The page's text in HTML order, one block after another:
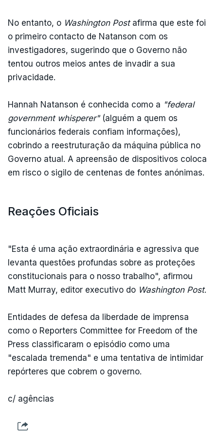
No entanto, o Washington Postafirma que este foi
o primeiro contacto de Natanson com os
investigadores, sugerindo que o Governo não
tentou outros meios antes de invadir a sua
privacidade.
Hannah Natanson é conhecida como a "federal
government whisperer"(alguém a quem os
funcionários federais confiam informações),
cobrindo a reestruturação da máquina pública no
Governo atual. A apreensão de dispositivos coloca
em risco o sigilo de centenas de fontes anónimas.
Reações Oficiais
"Esta é uma ação extraordinária e agressiva que
levanta questões profundas sobre as proteções
constitucionais para o nosso trabalho", afirmou
Matt Murray, editor executivo do Washington Post.
Entidades de defesa da liberdade de imprensa
como o Reporters Committee for Freedom of the
Press classificaram o episódio como uma
"escalada tremenda" e uma tentativa de intimidar
repórteres que cobrem o governo.
c/ agências